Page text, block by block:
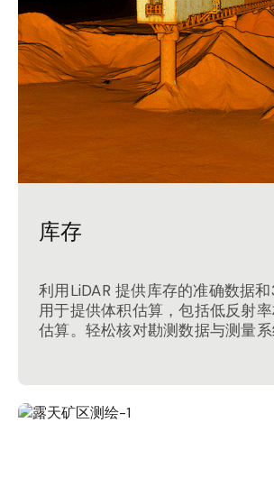
库存
利用LiDAR 提供库存的准确数据
用于提供体积估算，包括低反射
估算。轻松核对勘测数据与测量系